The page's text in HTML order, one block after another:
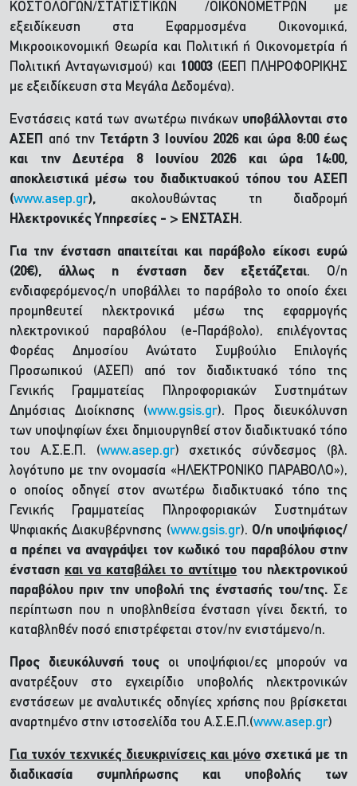
ΚΟΣΤΟΛΟΓΩΝ/ΣΤΑΤΙΣΤΙΚΩΝ /ΟΙΚΟΝΟΜΕΤΡΩΝ με
εξειδίκευση στα Εφαρμοσμένα Οικονομικά,
Μικροοικονομική Θεωρία και Πολιτική ή Οικονομετρία ή
Πολιτική Ανταγωνισμού) και 10003 (ΕΕΠ ΠΛΗΡΟΦΟΡΙΚΗΣ
με εξειδίκευση στα Μεγάλα Δεδομένα).
Ενστάσεις κατά των ανωτέρω πινάκων υποβάλλονται στο
ΑΣΕΠ
από την Τετάρτη 3 Ιουνίου 2026 και ώρα 8:00 έως
και την Δευτέρα 8 Ιουνίου 2026 και ώρα 14:00,
αποκλειστικά μέσω του διαδικτυακού τόπου του ΑΣΕΠ
(www.asep.gr), ακολουθώντας τη διαδρομή
Ηλεκτρονικές Υπηρεσίες - > ΕΝΣΤΑΣΗ .
Για την ένσταση απαιτείται και παράβολο είκοσι ευρώ
(20€), άλλως η ένσταση δεν εξετάζεται. Ο/η
ενδιαφερόμενος/η υποβάλλει το παράβολο το οποίο έχει
προμηθευτεί ηλεκτρονικά μέσω της εφαρμογής
ηλεκτρονικού παραβόλου (e-Παράβολο), επιλέγοντας
Φορέας Δημοσίου Ανώτατο Συμβούλιο Επιλογής
Προσωπικού (ΑΣΕΠ) από τον διαδικτυακό τόπο της
Γενικής Γραμματείας Πληροφοριακών Συστημάτων
Δημόσιας Διοίκησης (www.gsis.gr). Προς διευκόλυνση
των υποψηφίων έχει δημιουργηθεί στον διαδικτυακό τόπο
του Α.Σ.Ε.Π. (www.asep.gr) σχετικός σύνδεσμος (βλ.
λογότυπο με την ονομασία «ΗΛΕΚΤΡΟΝΙΚΟ ΠΑΡΑΒΟΛΟ»),
ο οποίος οδηγεί στον ανωτέρω διαδικτυακό τόπο της
Γενικής Γραμματείας Πληροφοριακών Συστημάτων
Ψηφιακής Διακυβέρνησης (www.gsis.gr). Ο/η υποψήφιος/
α πρέπει να αναγράψει τον κωδικό του παραβόλου στην
ένσταση και να καταβάλει το αντίτιμο του ηλεκτρονικού
παραβόλου πριν την υποβολή της ένστασής του/της. Σε
περίπτωση που η υποβληθείσα ένσταση γίνει δεκτή, το
καταβληθέν ποσό επιστρέφεται στον/ην ενιστάμενο/η.
Προς διευκόλυνσή τους οι υποψήφιοι/ες μπορούν να
ανατρέξουν στο εγχειρίδιο υποβολής ηλεκτρονικών
ενστάσεων με αναλυτικές οδηγίες χρήσης που βρίσκεται
αναρτημένο στην ιστοσελίδα του Α.Σ.Ε.Π.(www.asep.gr)
Για τυχόν τεχνικές διευκρινίσεις και μόνο σχετικά με τη
διαδικασία συμπλήρωσης και υποβολής των